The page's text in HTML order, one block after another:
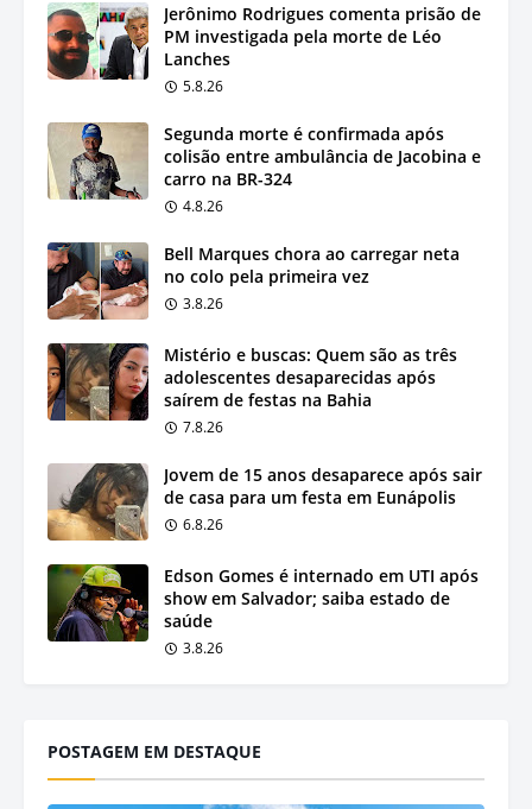
Jerônimo Rodrigues comenta prisão de
PM investigada pela morte de Léo
Lanches
5.8.26
Segunda morte é confirmada após
colisão entre ambulância de Jacobina e
carro na BR-324
4.8.26
Bell Marques chora ao carregar neta
no colo pela primeira vez
3.8.26
Mistério e buscas: Quem são as três
adolescentes desaparecidas após
saírem de festas na Bahia
7.8.26
Jovem de 15 anos desaparece após sair
de casa para um festa em Eunápolis
6.8.26
Edson Gomes é internado em UTI após
show em Salvador; saiba estado de
saúde
3.8.26
POSTAGEM EM DESTAQUE